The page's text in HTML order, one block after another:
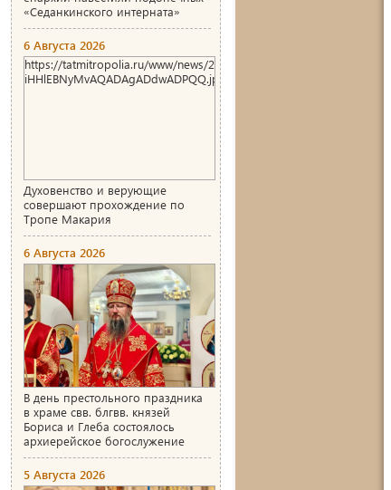
«Седанкинского интерната»
6 Августа 2026
https://tatmitropolia.ru/www/news/2026/8/
iHHlEBNyMvAQADAgADdwADPQQ.jpg
Духовенство и верующие
совершают прохождение по
Тропе Макария
6 Августа 2026
В день престольного праздника
в храме свв. блгвв. князей
Бориса и Глеба состоялось
архиерейское богослужение
5 Августа 2026